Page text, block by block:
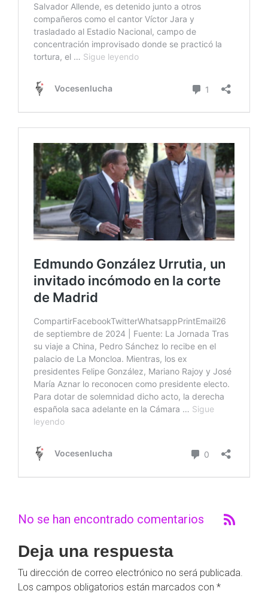
No se han encontrado comentarios
Deja una respuesta
Tu dirección de correo electrónico no será publicada.
Los campos obligatorios están marcados con *